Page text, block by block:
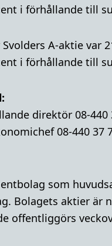
i förhållande till
A-aktie var
i förhållande till
direktör 08-440
08-440 37
som
Bolagets aktier är
offentliggörs